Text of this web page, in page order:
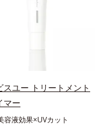
・皮脂をはじきながら、美容
。*1 トリメチルシロキシケ
ジメチコン配合＝汗や水、皮
き、メイクくずれを防ぐ成
ーブ葉エキス、ゴレンシ
、加水分解ヒアルロン酸、
スユー トリートメント
マー
容液効果×UVカット